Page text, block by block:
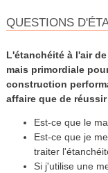
QUESTIONS
L'étanchéité à l'air
mais primordiale
construction
affaire que de
Est-ce que le
Est-ce que je
traiter
Si j'utilise une